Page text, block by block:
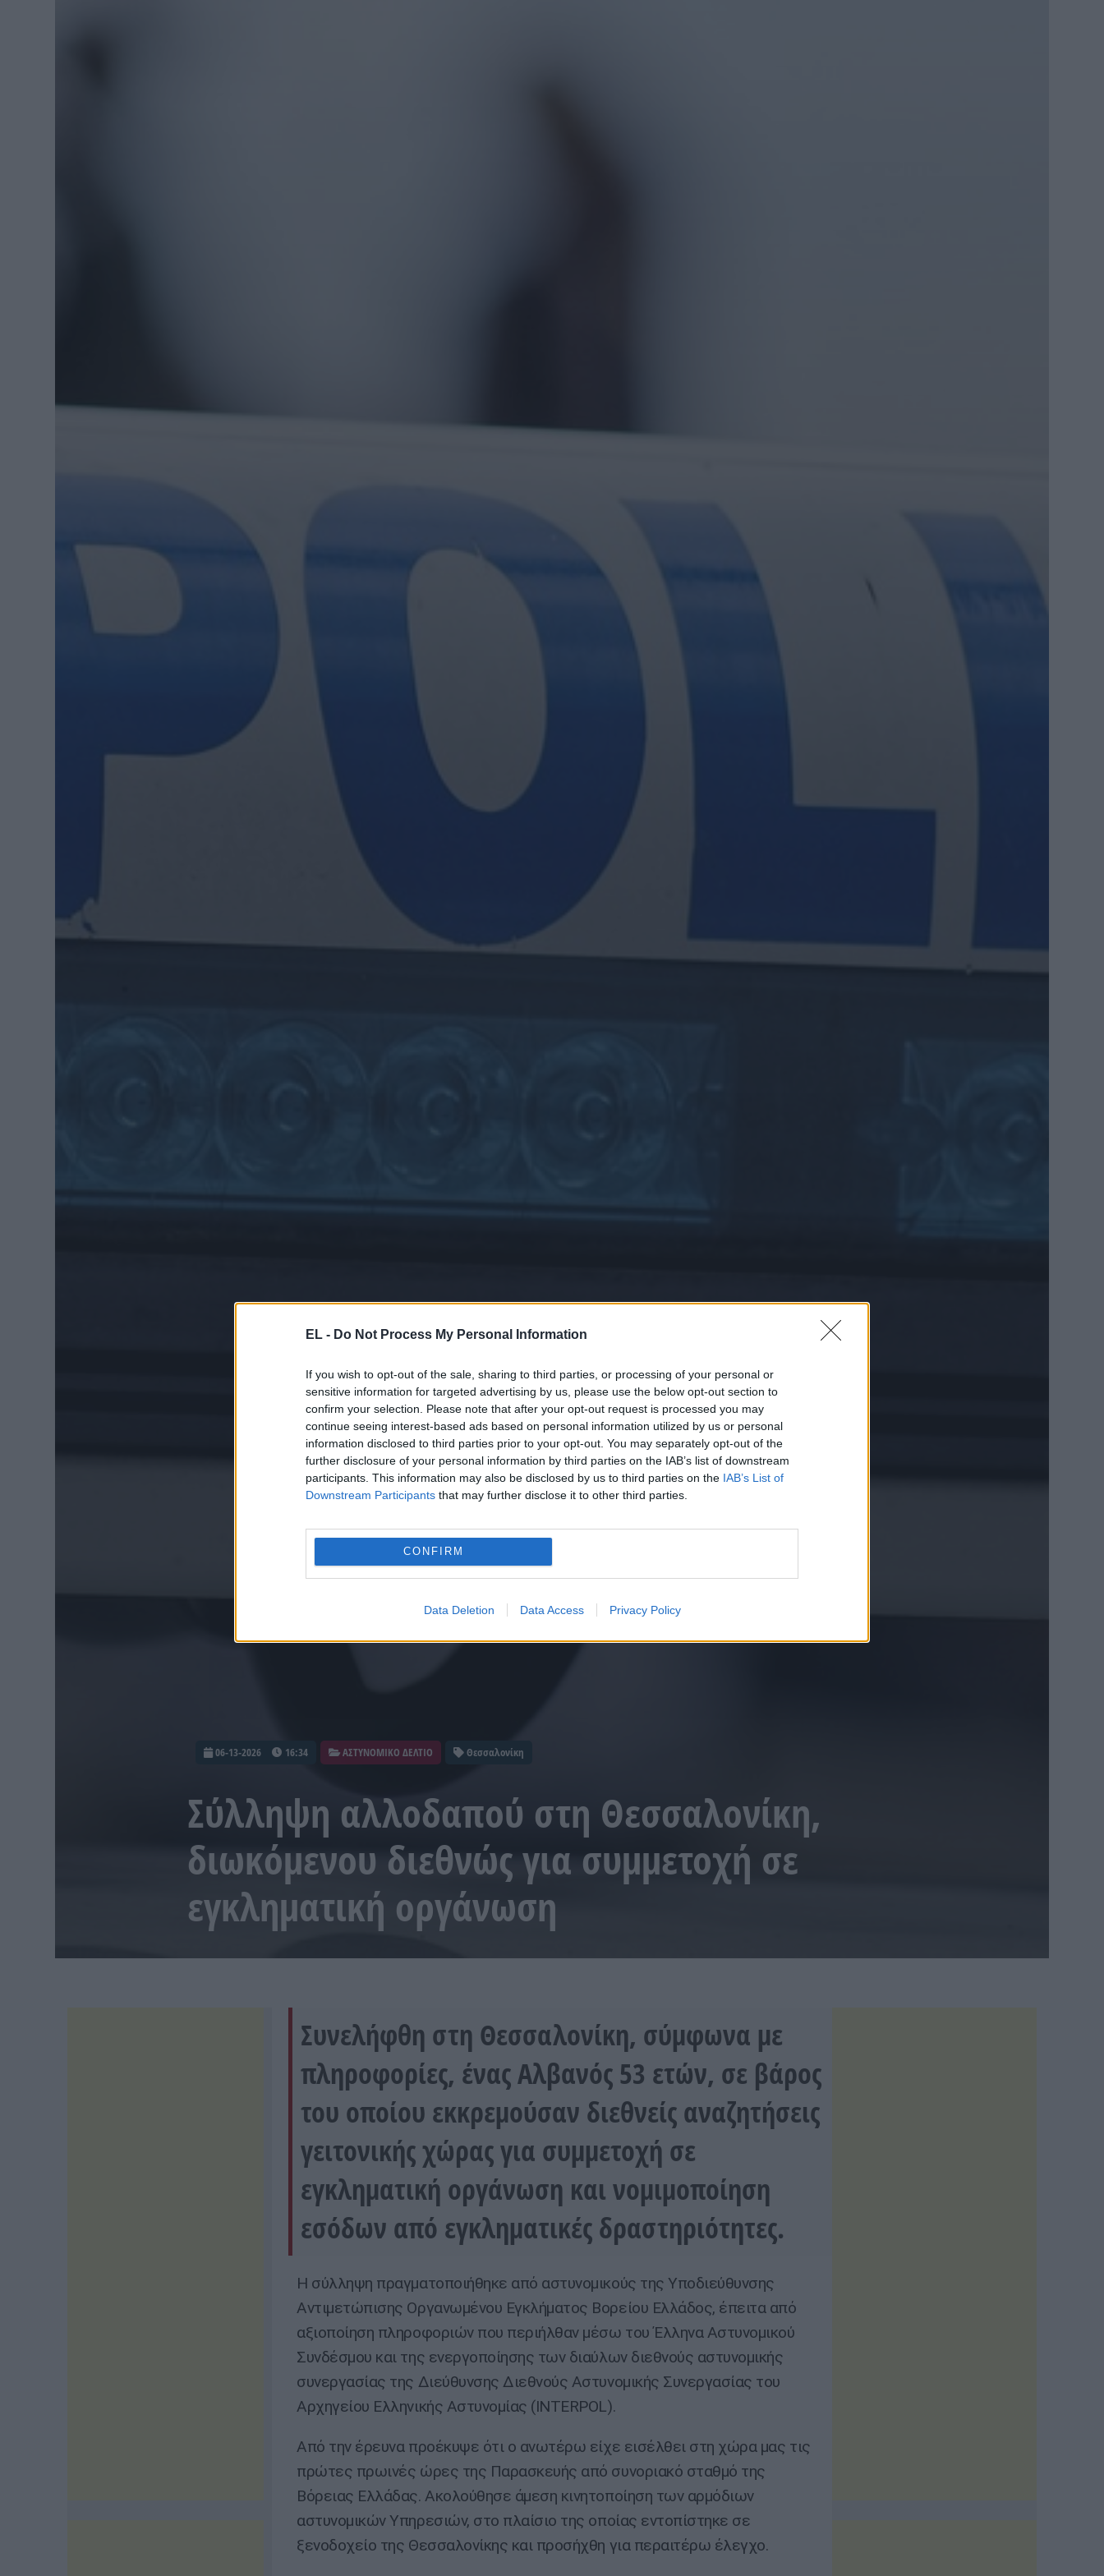
EL - Do Not Process My Personal Information
If you wish to opt-out of the sale, sharing to third parties, or processing of your personal or
sensitive information for targeted advertising by us, please use the below opt-out section to
confirm your selection. Please note that after your opt-out request is processed you may
continue seeing interest-based ads based on personal information utilized by us or personal
information disclosed to third parties prior to your opt-out. You may separately opt-out of the
further disclosure of your personal information by third parties on the IAB’s list of downstream
participants. This information may also be disclosed by us to third parties on the IAB’s List of
Downstream Participants that may further disclose it to other third parties.
CONFIRM
Data Deletion Data Access Privacy Policy
06-13-2026 16:34 ΑΣΤΥΝΟΜΙΚΟ ΔΕΛΤΙΟ Θεσσαλονίκη
Σύλληψη αλλοδαπού στη Θεσσαλονίκη,
διωκόμενου διεθνώς για συμμετοχή σε
εγκληματική οργάνωση
Συνελήφθη στη Θεσσαλονίκη, σύμφωνα με
πληροφορίες, ένας Αλβανός 53 ετών, σε βάρος
του οποίου εκκρεμούσαν διεθνείς αναζητήσεις
γειτονικής χώρας για συμμετοχή σε
εγκληματική οργάνωση και νομιμοποίηση
εσόδων από εγκληματικές δραστηριότητες.
Η σύλληψη πραγματοποιήθηκε από αστυνομικούς της Υποδιεύθυνσης
Αντιμετώπισης Οργανωμένου Εγκλήματος Βορείου Ελλάδος, έπειτα από
αξιοποίηση πληροφοριών που περιήλθαν μέσω του Έλληνα Αστυνομικού
Συνδέσμου και της ενεργοποίησης των διαύλων διεθνούς αστυνομικής
συνεργασίας της Διεύθυνσης Διεθνούς Αστυνομικής Συνεργασίας του
Αρχηγείου Ελληνικής Αστυνομίας (INTERPOL).
Από την έρευνα προέκυψε ότι ο ανωτέρω είχε εισέλθει στη χώρα μας τις
πρώτες πρωινές ώρες της Παρασκευής από συνοριακό σταθμό της
Βόρειας Ελλάδας. Ακολούθησε άμεση κινητοποίηση των αρμόδιων
αστυνομικών Υπηρεσιών, στο πλαίσιο της οποίας εντοπίστηκε σε
ξενοδοχείο της Θεσσαλονίκης και προσήχθη για περαιτέρω έλεγχο.